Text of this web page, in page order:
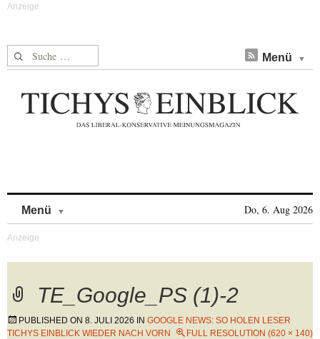
Suche nach: Menü
Menü Do, 6. Aug 2026
TE_Google_PS (1)-2
PUBLISHED ON 8. JULI 2026 IN GOOGLE NEWS: SO HOLEN LESER
TICHYS EINBLICK WIEDER NACH VORN
FULL RESOLUTION (620 × 140)